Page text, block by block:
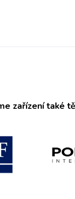
zařízení také